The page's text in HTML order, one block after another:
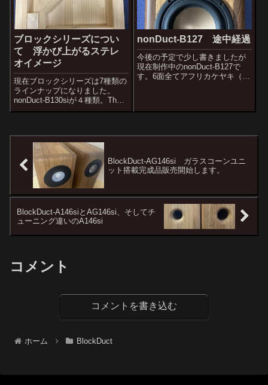
ブロックシリーズについ
て 浮かび上がるステレ
オイメージ
現在ブロックシリーズは7種類の
ラインナップになりました。
nonDuct-B130siが４種類。The
Block BeechとThe Block Ashの
Block A...
nonDuct-B127 途中経過
今後の予定で少し書きましたが
現在制作中のnonDuct-B127で
す。6面全てアフリカケヤキ（ア
るのがこのHiviのB3Nというユニ
BlockDuct-AG146si ガラスコーンユニ
ット搭載完成品販売開始します。
BlockDuct-A146siとAG146si、そしてチ
ューニング違いのA146si
コメント
コメントを書き込む
ホーム BlockDuct